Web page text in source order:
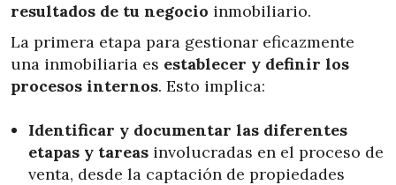
resultados de tu negocio inmobiliario.
La primera etapa para gestionar eficazmente
una inmobiliaria es establecer y definir los
procesos internos. Esto implica:
Identificar y documentar las diferentes
etapas y tareas involucradas en el proceso de
venta, desde la captación de propiedades